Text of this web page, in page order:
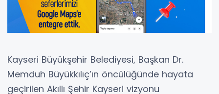
Kayseri Büyükşehir Belediyesi, Başkan Dr.
Memduh Büyükkılıç’ın öncülüğünde hayata
geçirilen Akıllı Şehir Kayseri vizyonu